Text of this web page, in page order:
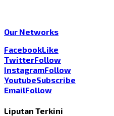
Our Networks
FacebookLike
TwitterFollow
InstagramFollow
YoutubeSubscribe
EmailFollow
Liputan Terkini